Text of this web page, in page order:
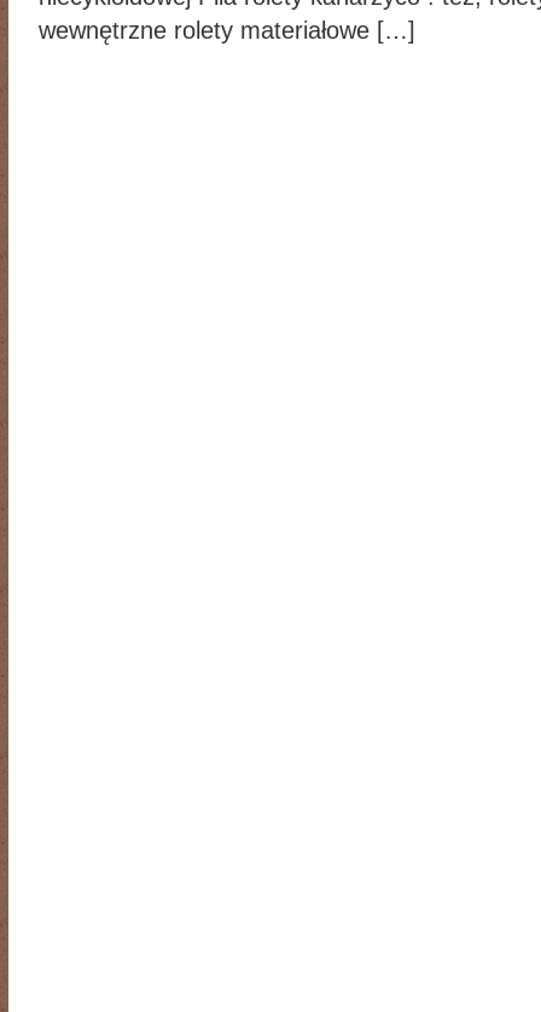
wewnętrzne rolety materiałowe […]